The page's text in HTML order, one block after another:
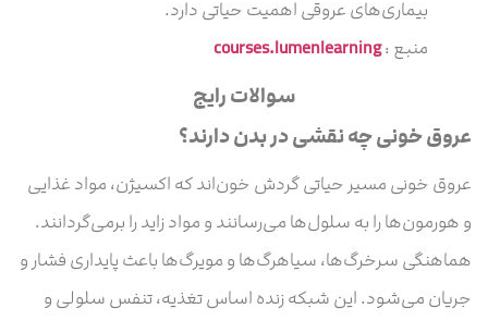
بیماری‌های عروقی اهمیت حیاتی دارد.
منبع :courses.lumenlearning
سوالات رایج
عروق خونی چه نقشی در بدن دارند؟
عروق خونی مسیر حیاتی گردش خون‌اند که اکسیژن، مواد غذایی
و هورمون‌ها را به سلول‌ها می‌رسانند و مواد زاید را برمی‌گردانند.
هماهنگی سرخرگ‌ها، سیاهرگ‌ها و مویرگ‌ها باعث پایداری فشار و
جریان می‌شود. این شبکه زنده اساس تغذیه، تنفس سلولی و